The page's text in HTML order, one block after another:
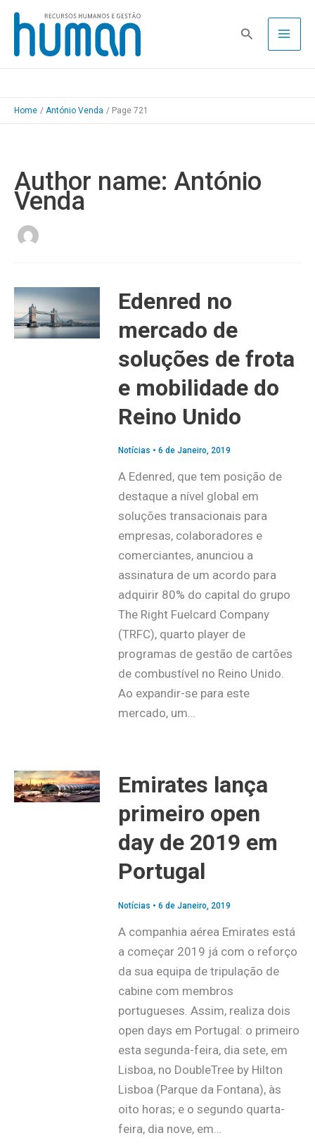
Skip
content
Pesquisa
Home António Venda Page 721
Author name: António
Venda
Edenred no
mercado de
soluções de frota
e mobilidade do
Reino Unido
Notícias • 6 de Janeiro, 2019
A Edenred, que tem posição de
destaque a nível global em
soluções transacionais para
empresas, colaboradores e
comerciantes, anunciou a
assinatura de um acordo para
adquirir 80% do capital do grupo
The Right Fuelcard Company
(TRFC), quarto player de
programas de gestão de cartões
de combustível no Reino Unido.
Ao expandir-se para este
mercado, um…
Emirates lança
primeiro open
day de 2019 em
Portugal
Notícias • 6 de Janeiro, 2019
A companhia aérea Emirates está
a começar 2019 já com o reforço
da sua equipa de tripulação de
cabine com membros
portugueses. Assim, realiza dois
open days em Portugal: o primeiro
esta segunda-feira, dia sete, em
Lisboa, no DoubleTree by Hilton
Lisboa (Parque da Fontana), às
oito horas; e o segundo quarta-
feira, dia nove, em…